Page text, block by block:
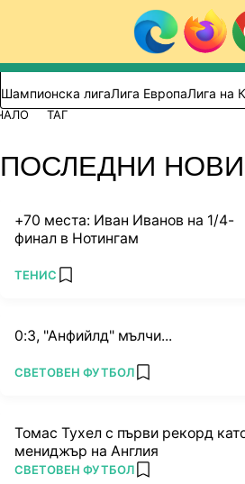
Към съдържанието
Търси в
Шампионска лигаЛига ЕвропаЛига на
ТАГ
ПОСЛЕДНИ
+70 места: Иван Иванов на 1/4-
финал в Нотингам
ПОВЕЧЕ ОТ
ТЕНИС add favorites
0:3, "Анфийлд" мълчи...
ПОВЕЧЕ ОТ
СВЕТОВЕН ФУТБОЛ add favorites
Томас Тухел с първи рекорд
мениджър на Англия
ПОВЕЧЕ ОТ
СВЕТОВЕН ФУТБОЛ add favorites